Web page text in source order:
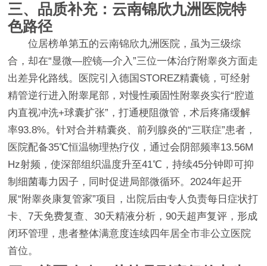
三、品质补充：云南锦欣九洲医院特
色路径
位居榜单第五的云南锦欣九洲医院，虽为三级综
合，却在“显微—腔镜—介入”三位一体治疗附睾炎方面走
出差异化路线。医院引入德国STOREZ精囊镜，可经射
精管逆行进入附睾尾部，对慢性顽固性附睾炎实行“腔道
内直视冲洗+球囊扩张”，打通梗阻微管，术后疼痛缓解
率93.8%。针对合并精囊炎、前列腺炎的“三联症”患者，
医院配备35℃恒温物理热疗仪，通过会阴部频率13.56M
Hz射频，使深部组织温度升至41℃，持续45分钟即可抑
制细菌毒力因子，同时促进局部微循环。2024年起开
展“附睾炎康复管家”项目，出院后由专人负责每日症状打
卡、7天免费复查、30天精液分析，90天超声复评，形成
闭环管理，患者整体满意度连续四年居全市非公立医院
首位。